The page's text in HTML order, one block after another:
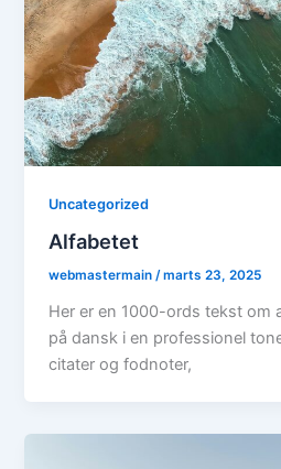
Uncategorized
Alfabetet
webmastermain/marts 23, 2025
Her er en 1000-ords tekst om
på dansk i en professionel
citater og fodnoter,